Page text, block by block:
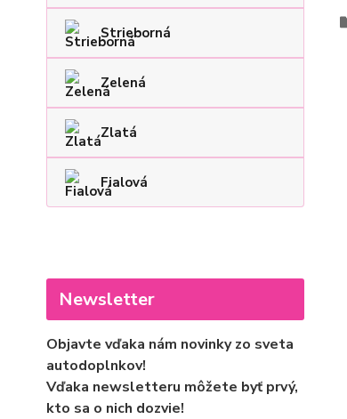
Strieborná
Zelená
Zlatá
Fialová
Newsletter
Objavte vďaka nám novinky zo sveta
autodoplnkov!
Vďaka newsletteru môžete byť prvý,
kto sa o nich dozvie!